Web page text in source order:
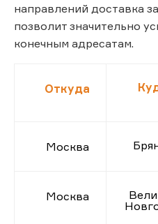
направлений доставка
позволит значительно
конечным адресатам.
Откуда
Москва
Москва